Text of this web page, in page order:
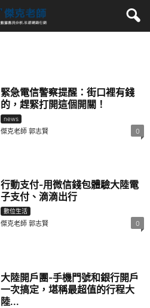
緊急電信警察提醒：街口裡有錢
的，趕緊打開這個開關！
news
傑克老師 郭志賢 0
行動支付-用微信錢包體驗大陸電
子支付、滴滴出行
數位生活
傑克老師 郭志賢 0
大陸開戶團-手機門號和銀行開戶
一次搞定，堪稱最超值的行程大
陸...